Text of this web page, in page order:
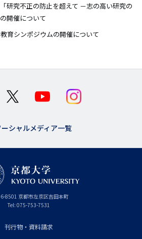
研究不正の防止を超えて －志の高い研究の
開催について
育シンポジウムの開催について
ーシャルメディア一覧
8501 京
都
府
京都市左京区吉田本町
Tel: 075-753-7531
刊行物・資料請求